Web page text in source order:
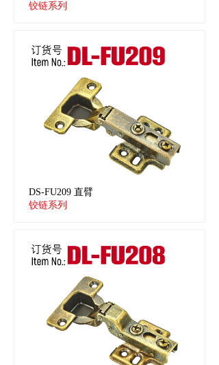
铰链系列
DS-FU209 直臂
铰链系列